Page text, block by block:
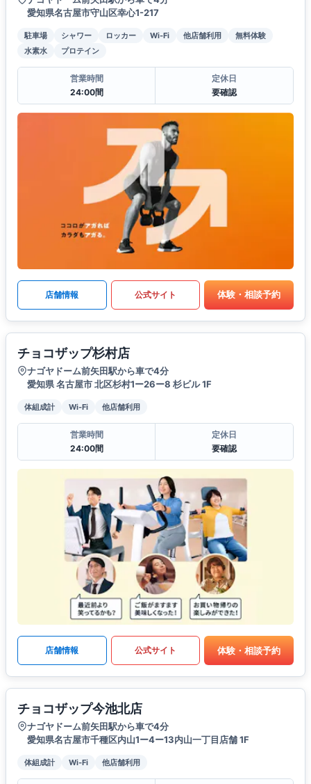
愛知県名古屋市守山区幸心1-217
駐車場 シャワー ロッカー Wi-Fi 他店舗利用
無料体験
水素水
プロテイン
営業時間
24:00間
定休日
要確認
店舗情報 公式サイト 体験・相談予約
チョコザップ杉村店
ナゴヤドーム前矢田駅から車で4分
愛知県 名古屋市 北区杉村1ー26ー8 杉ビル 1F
体組成計 Wi-Fi 他店舗利用
営業時間
24:00間
定休日
要確認
店舗情報 公式サイト 体験・相談予約
チョコザップ今池北店
ナゴヤドーム前矢田駅から車で4分
愛知県名古屋市千種区内山1ー4ー13内山一丁目店舗 1F
体組成計 Wi-Fi 他店舗利用